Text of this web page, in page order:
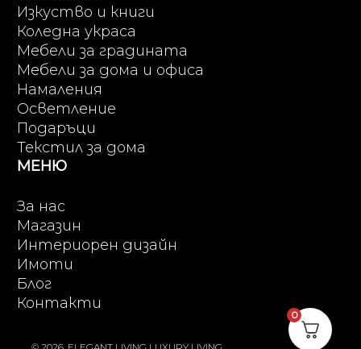
Изкуство и книги
Коледна украса
Мебели за градината
Мебели за дома и офиса
Намаления
Осветление
Подаръци
Текстил за дома
МЕНЮ
За нас
Магазин
Интериорен дизайн
Имоти
Блог
Контакти
0